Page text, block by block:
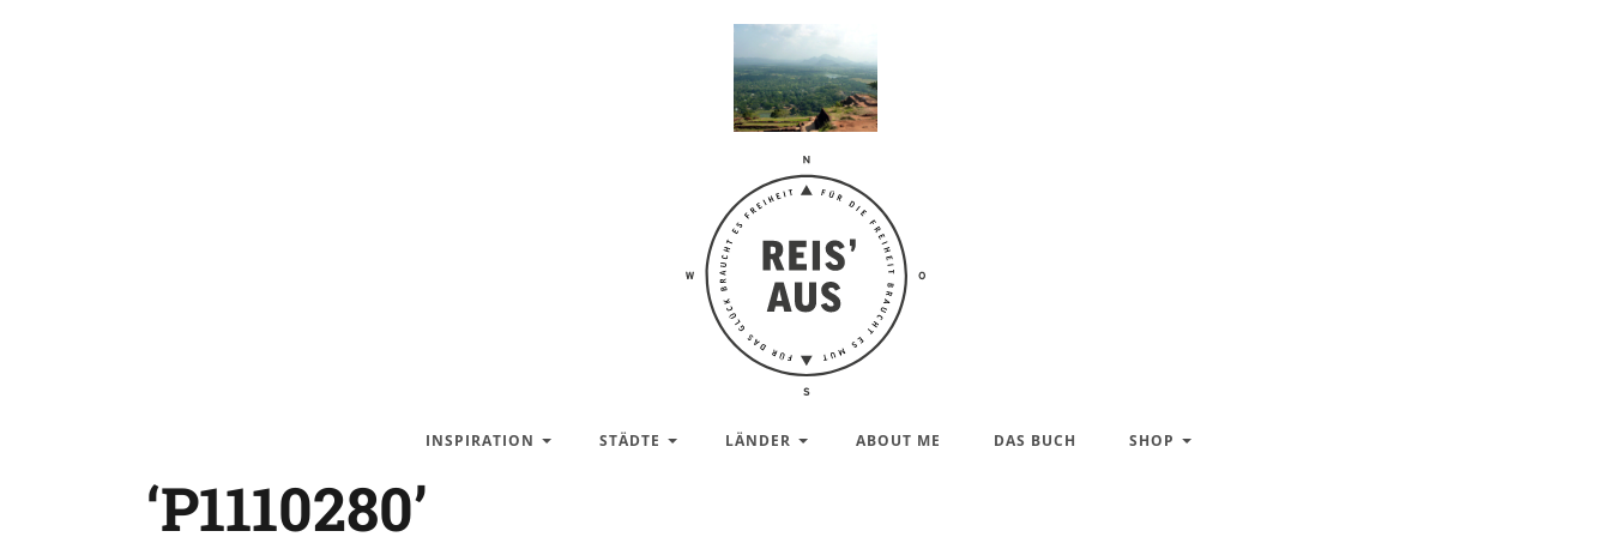
Reis'
aus –
Reiseblog
INSPIRATION STÄDTE LÄNDER ABOUT ME DAS BUCH SHOP
‘P1110280’